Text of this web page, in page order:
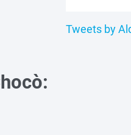
Tweets by